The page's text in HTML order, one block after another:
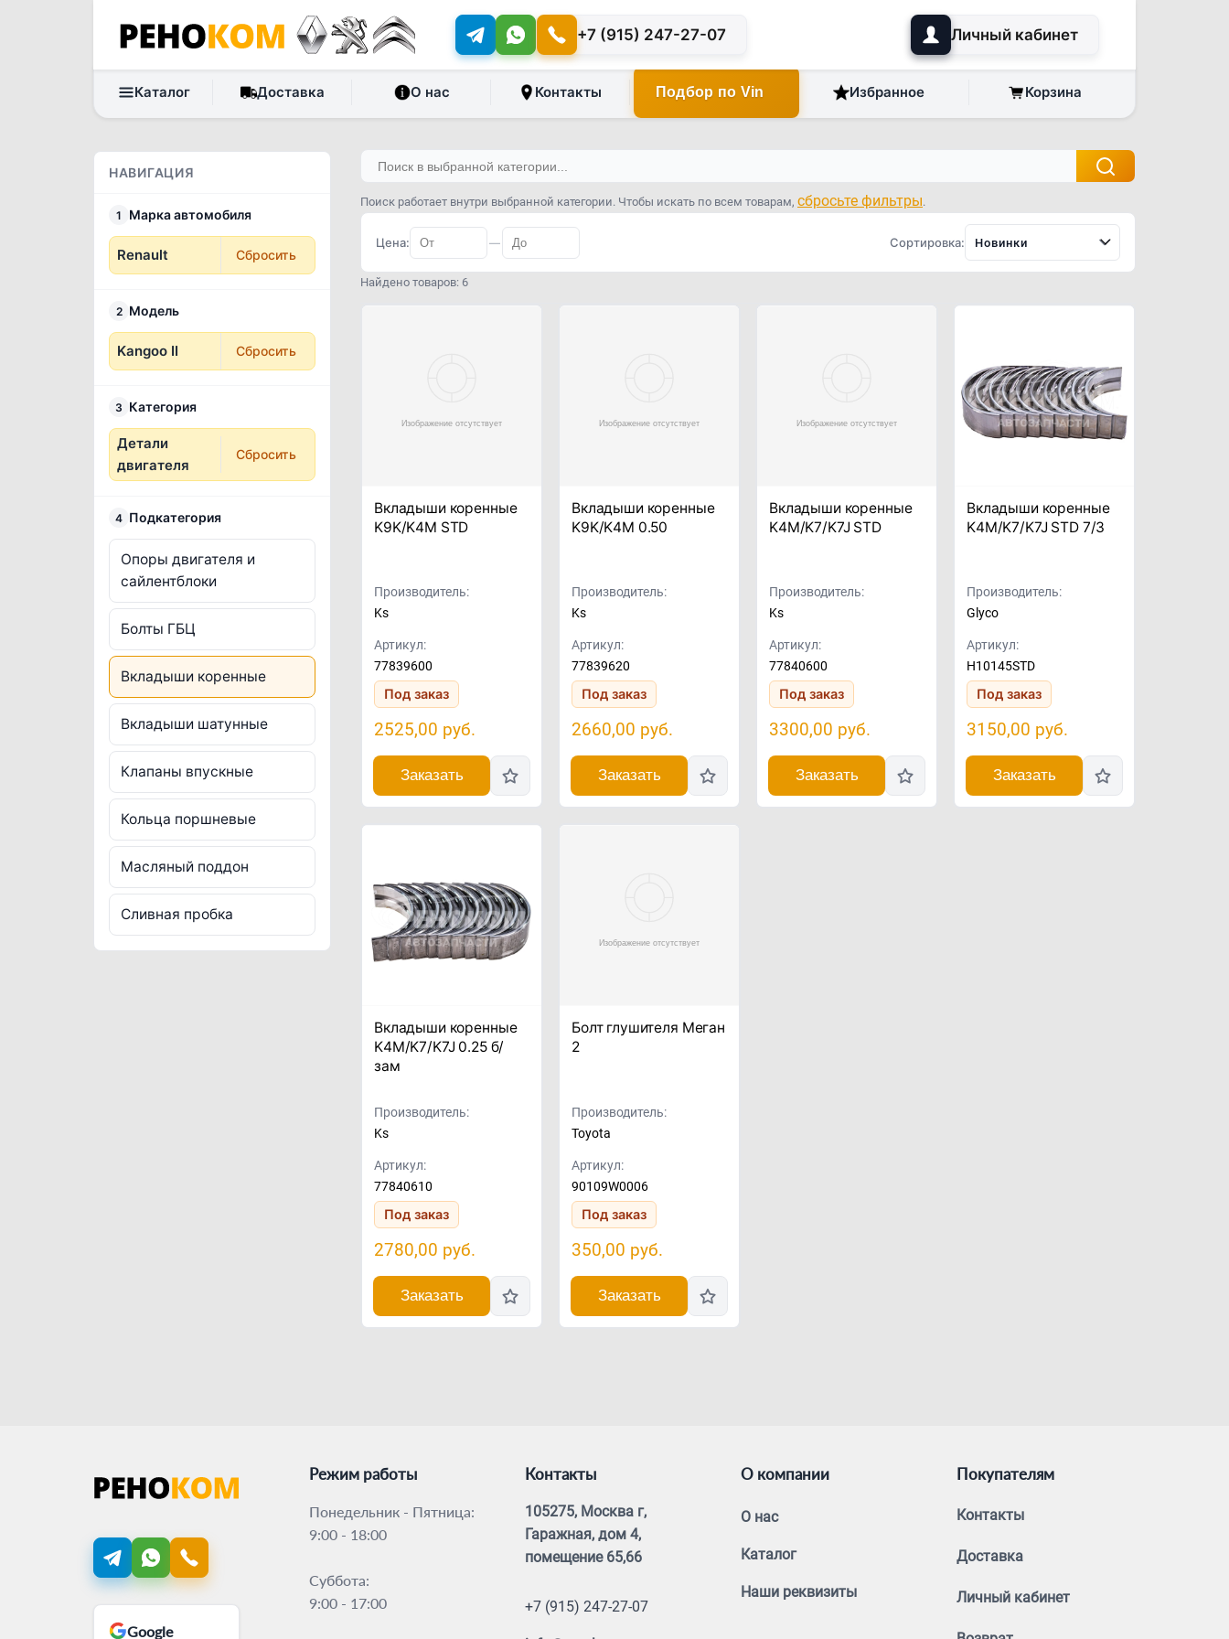
+7 (915) 247-27-07 Личный кабинет
Каталог Доставка О нас Контакты Подбор по Vin Избранное Корзина
НАВИГАЦИЯ
1 Марка автомобиля
Renault Сбросить
2 Модель
Kangoo II Сбросить
3 Категория
Детали
двигателя
Сбросить
4 Подкатегория
Опоры двигателя и
сайлентблоки
Болты ГБЦ
Вкладыши коренные
Вкладыши шатунные
Клапаны впускные
Кольца поршневые
Масляный поддон
Сливная пробка
Поиск работает внутри выбранной категории. Чтобы искать по всем товарам, сбросьте фильтры.
Цена: — Сортировка: Новинки
Найдено товаров: 6
Вкладыши коренные
K9K/K4M STD
Производитель:
Ks
Артикул:
77839600
Под заказ
2525,00 руб.
Заказать
Вкладыши коренные
K9K/K4M 0.50
Производитель:
Ks
Артикул:
77839620
Под заказ
2660,00 руб.
Заказать
Вкладыши коренные
K4M/K7/K7J STD
Производитель:
Ks
Артикул:
77840600
Под заказ
3300,00 руб.
Заказать
Вкладыши коренные
K4M/K7/K7J STD 7/3
Производитель:
Glyco
Артикул:
H10145STD
Под заказ
3150,00 руб.
Заказать
Вкладыши коренные
K4M/K7/K7J 0.25 б/
зам
Производитель:
Ks
Артикул:
77840610
Под заказ
2780,00 руб.
Заказать
Болт глушителя Меган
2
Производитель:
Toyota
Артикул:
90109W0006
Под заказ
350,00 руб.
Заказать
Google
Режим работы
Понедельник - Пятница:
9:00 - 18:00
Суббота:
9:00 - 17:00
Контакты
105275, Москва г,
Гаражная, дом 4,
помещение 65,66
+7 (915) 247-27-07
О компании
О нас
Каталог
Наши реквизиты
Покупателям
Контакты
Доставка
Личный кабинет